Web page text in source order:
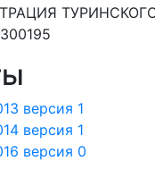
версия 1
версия 1
версия 0